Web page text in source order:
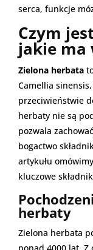
serca, funkcje
Czym
jakie ma
Zielona herbata
Camellia
przeciwieństwie
herbaty nie są
pozwala
bogactwo
artykułu
kluczowe
herbaty
Zielona herbata